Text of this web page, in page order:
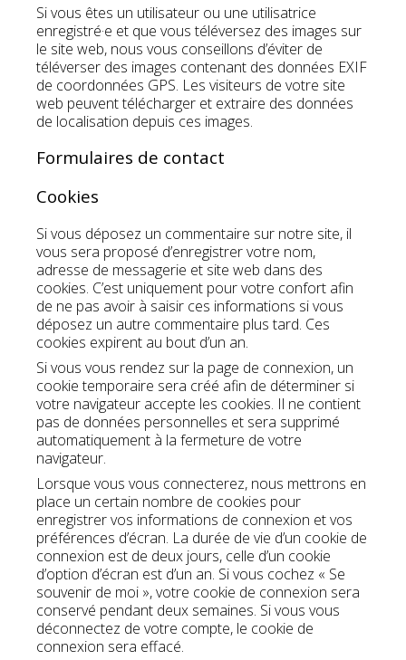
Si vous êtes un utilisateur ou une utilisatrice
enregistré·e et que vous téléversez des images sur
le site web, nous vous conseillons d’éviter de
téléverser des images contenant des données EXIF
de coordonnées GPS. Les visiteurs de votre site
web peuvent télécharger et extraire des données
de localisation depuis ces images.
Formulaires de contact
Cookies
Si vous déposez un commentaire sur notre site, il
vous sera proposé d’enregistrer votre nom,
adresse de messagerie et site web dans des
cookies. C’est uniquement pour votre confort afin
de ne pas avoir à saisir ces informations si vous
déposez un autre commentaire plus tard. Ces
cookies expirent au bout d’un an.
Si vous vous rendez sur la page de connexion, un
cookie temporaire sera créé afin de déterminer si
votre navigateur accepte les cookies. Il ne contient
pas de données personnelles et sera supprimé
automatiquement à la fermeture de votre
navigateur.
Lorsque vous vous connecterez, nous mettrons en
place un certain nombre de cookies pour
enregistrer vos informations de connexion et vos
préférences d’écran. La durée de vie d’un cookie de
connexion est de deux jours, celle d’un cookie
d’option d’écran est d’un an. Si vous cochez « Se
souvenir de moi », votre cookie de connexion sera
conservé pendant deux semaines. Si vous vous
déconnectez de votre compte, le cookie de
connexion sera effacé.